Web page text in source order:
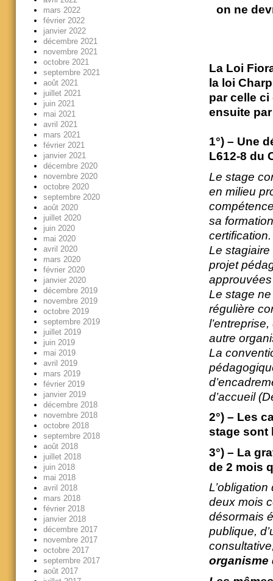
on ne
La Loi
la loi
par celle
ensuite
1°) – Une
L612-8 du
Le stage
en milieu
sa
certification.
Le
projet
approuvées
Le stage ne
régulière
autre
La
d’accueil
2°) – Les
stage sont
3°) – La
de 2 mois
deux mois
désormais
publique,
organisme
mars 2022
février 2022
janvier 2022
décembre 2021
novembre 2021
octobre 2021
septembre 2021
août 2021
juillet 2021
juin 2021
mai 2021
avril 2021
mars 2021
février 2021
janvier 2021
décembre 2020
novembre 2020
octobre 2020
septembre 2020
août 2020
juillet 2020
juin 2020
mai 2020
avril 2020
mars 2020
février 2020
janvier 2020
décembre 2019
novembre 2019
octobre 2019
septembre 2019
juillet 2019
juin 2019
mai 2019
avril 2019
mars 2019
février 2019
janvier 2019
décembre 2018
novembre 2018
octobre 2018
septembre 2018
août 2018
juillet 2018
juin 2018
mai 2018
avril 2018
mars 2018
février 2018
janvier 2018
décembre 2017
novembre 2017
octobre 2017
septembre 2017
août 2017